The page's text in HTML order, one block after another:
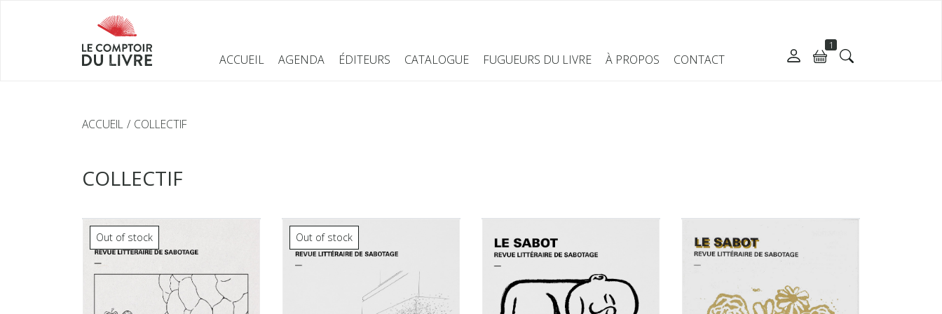
ACCUEIL AGENDA ÉDITEURS CATALOGUE FUGUEURS DU LIVRE À PROPOS CONTACT
1
ACCUEIL COLLECTIF
COLLECTIF
Out of stock Out of stock